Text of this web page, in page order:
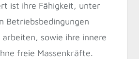
ist ihre Fähigkeit, unter
Betriebsbedingungen
arbeiten, sowie ihre innere
freie Massenkräfte.